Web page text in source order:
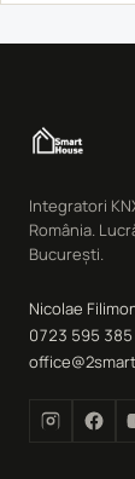
Integratori
România.
București.
Nicolae
0723 595 385